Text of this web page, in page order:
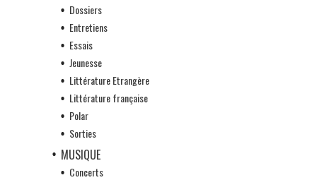
Dossiers
Entretiens
Essais
Jeunesse
Littérature Etrangère
Littérature française
Polar
Sorties
MUSIQUE
Concerts